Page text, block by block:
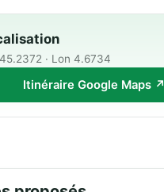
· Lon 4.6734
Itinéraire Google Maps ↗